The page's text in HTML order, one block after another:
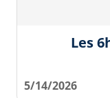
Les
5/14/2026